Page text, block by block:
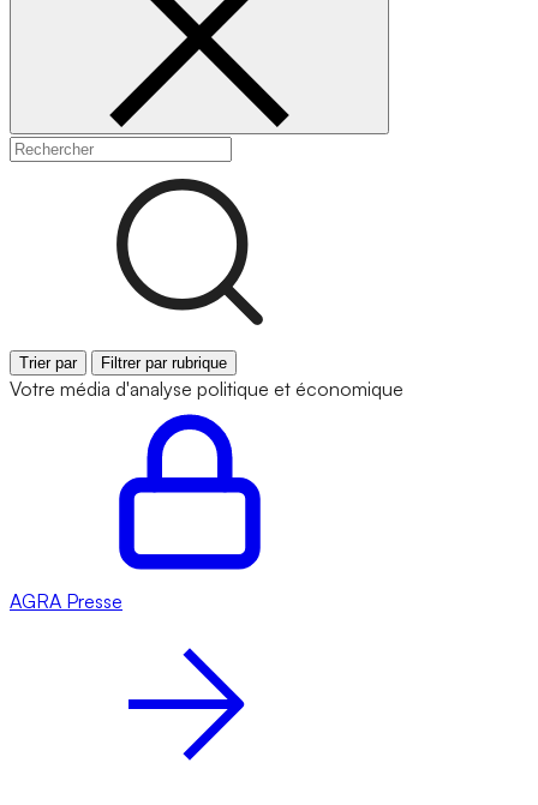
Trier par Filtrer par rubrique
Votre média d'analyse politique et économique
AGRA Presse